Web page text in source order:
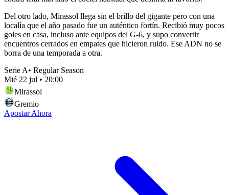
Del otro lado, Mirassol llega sin el brillo del gigante pero con una
localía que el año pasado fue un auténtico fortín. Recibió muy pocos
goles en casa, incluso ante equipos del G-6, y supo convertir
encuentros cerrados en empates que hicieron ruido. Ese ADN no se
borra de una temporada a otra.
Serie A• Regular Season
Mié 22 jul • 20:00
Mirassol
Gremio
Apostar Ahora